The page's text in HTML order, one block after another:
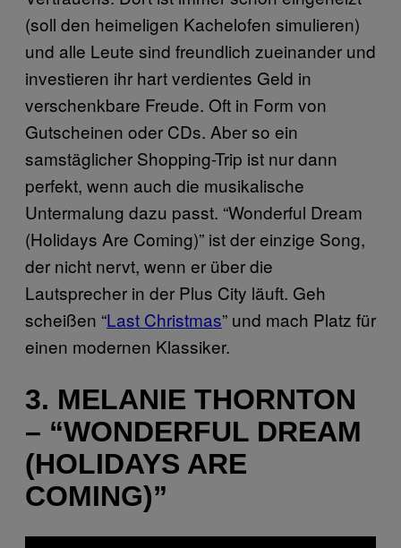
(soll den heimeligen Kachelofen simulieren)
und alle Leute sind freundlich zueinander und
investieren ihr hart verdientes Geld in
verschenkbare Freude. Oft in Form von
Gutscheinen oder CDs. Aber so ein
samstäglicher Shopping-Trip ist nur dann
perfekt, wenn auch die musikalische
Untermalung dazu passt. “Wonderful Dream
(Holidays Are Coming)” ist der einzige Song,
der nicht nervt, wenn er über die
Lautsprecher in der Plus City läuft. Geh
scheißen “Last Christmas” und mach Platz für
einen modernen Klassiker.
3. MELANIE THORNTON
– “WONDERFUL DREAM
(HOLIDAYS ARE
COMING)”